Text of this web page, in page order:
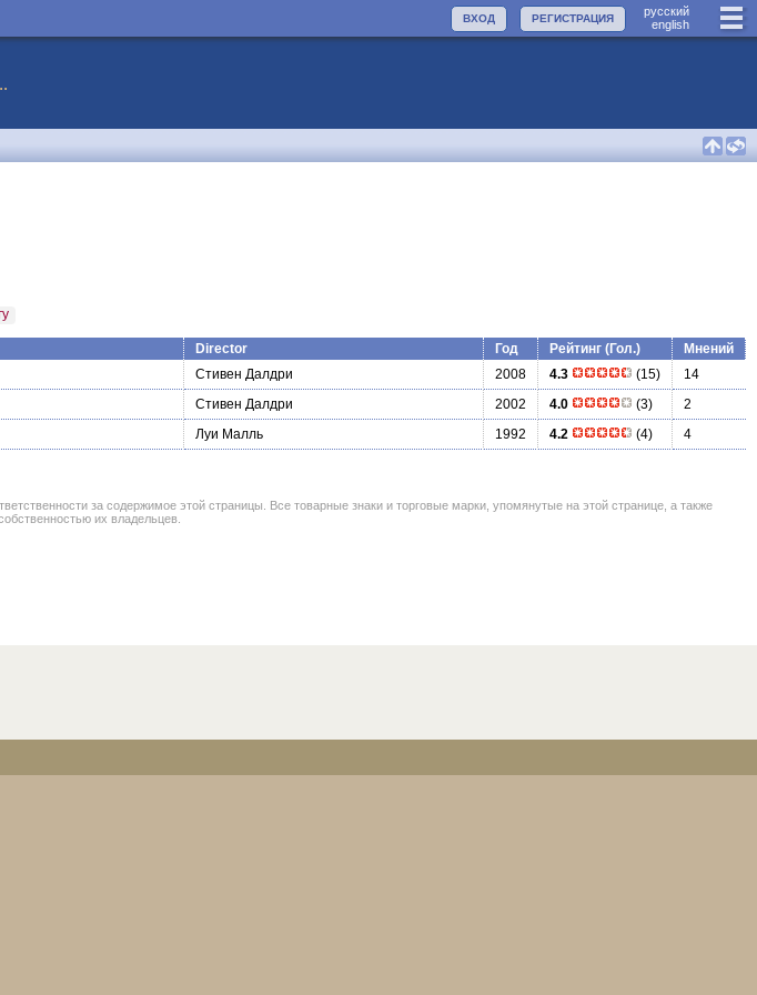
руccкий
english
РЕГИСТРАЦИЯ
ВХОД
Director Год Рейтинг (Гол.)
Мнений
Стивен Далдри 2008 4.3 (15)
14
Стивен Далдри 2002 4.0 (3)
2
Луи Малль 1992 4.2 (4)
4
за содержимое этой страницы. Все товарные знаки и торговые марки, упомянутые на этой странице, а также
их владельцев.